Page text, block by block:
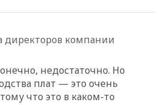
директоров компании
недостаточно. Но
плат — это очень
что это в каком-то